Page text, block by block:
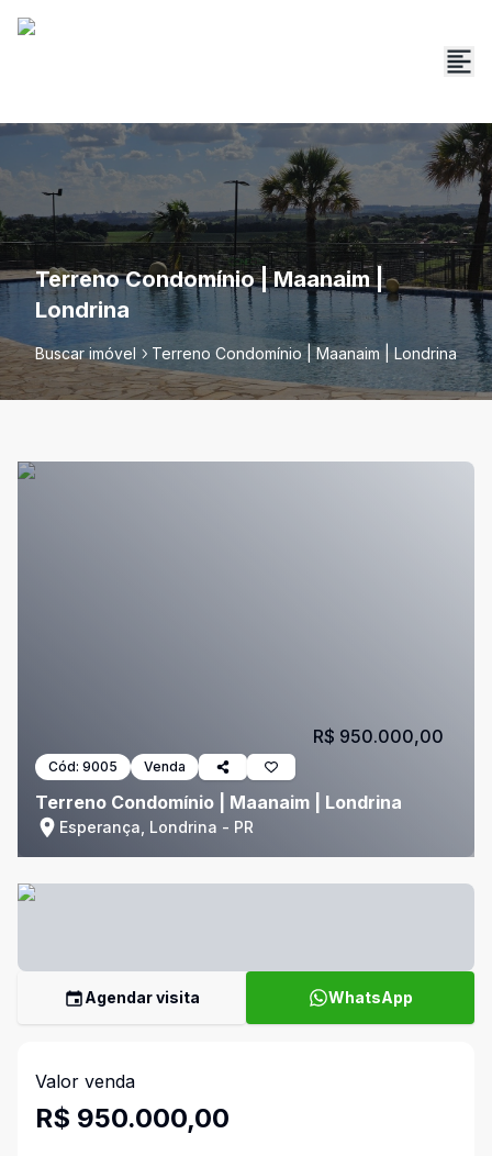
Terreno Condomínio | Maanaim |
Londrina
Buscar imóvel Terreno Condomínio | Maanaim | Londrina
Cód: 9005 Venda
Terreno Condomínio | Maanaim | Londrina
Esperança, Londrina - PR
R$ 950.000,00
Agendar visita WhatsApp
Valor venda
R$ 950.000,00